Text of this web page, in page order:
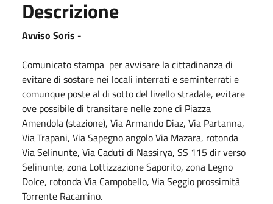
Descrizione
Avviso Soris -
Comunicato stampa per avvisare la cittadinanza di
evitare di sostare nei locali interrati e seminterrati e
comunque poste al di sotto del livello stradale, evitare
ove possibile di transitare nelle zone di Piazza
Amendola (stazione), Via Armando Diaz, Via Partanna,
Via Trapani, Via Sapegno angolo Via Mazara, rotonda
Via Selinunte, Via Caduti di Nassirya, SS 115 dir verso
Selinunte, zona Lottizzazione Saporito, zona Legno
Dolce, rotonda Via Campobello, Via Seggio prossimità
Torrente Racamino.